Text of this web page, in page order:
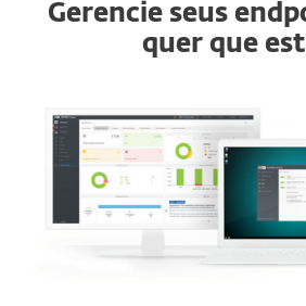
Gerencie seus
quer que